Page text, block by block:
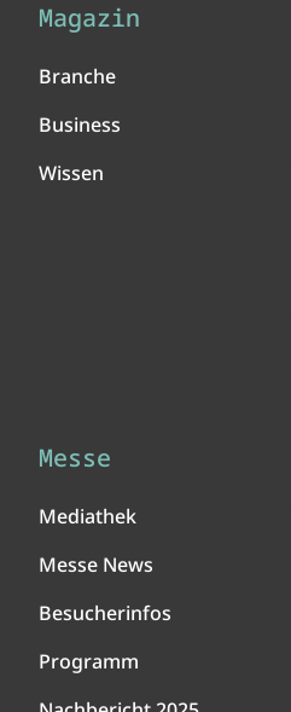
Magazin
Branche
Business
Wissen
Messe
Mediathek
Messe News
Besucherinfos
Programm